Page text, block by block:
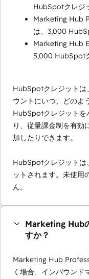
HubSpotクレジ
Marketing Hub
は、3,000
Marketing Hub
5,000 HubSpot
HubSpotクレジットは
ウントにいつ、どのよ
HubSpotクレジットを
り、従量課金制を有効
加したりできます。
HubSpotクレジットは
ットされます。未使用
ん。
Marketing Hub
すか？
Marketing Hub
く場合、インバウンド